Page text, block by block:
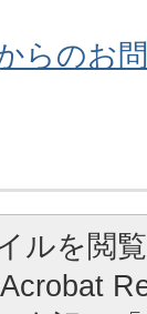
らのお
ルを閲